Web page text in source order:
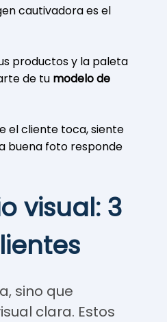
cautivadora es el
productos y la paleta
de tu modelo de
el cliente toca, siente
buena foto responde
visual: 3
sino que
clara. Estos